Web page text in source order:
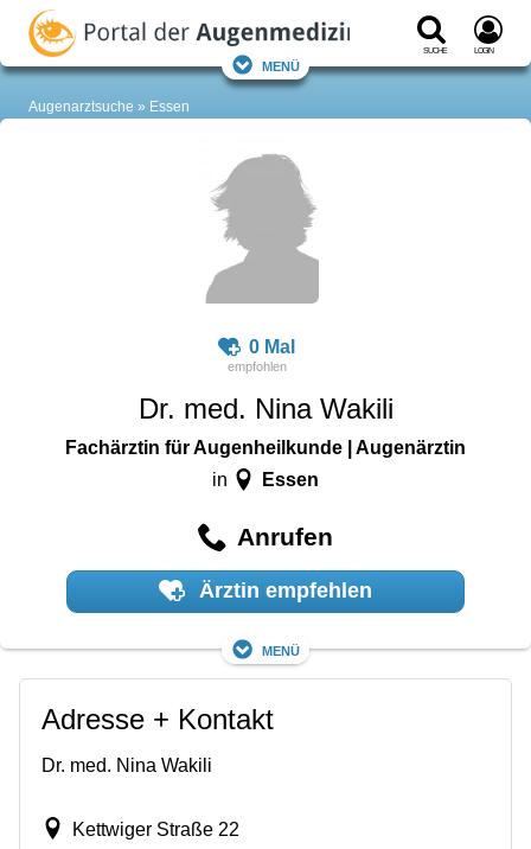
Suche Login
Menü
Augenarztsuche Essen
0 Mal
Dr. med. Nina Wakili
Fachärztin für Augenheilkunde | Augenärztin
in Essen
Anrufen
Ärztin empfehlen
Menü
Adresse + Kontakt
Dr. med. Nina Wakili
Kettwiger Straße 22